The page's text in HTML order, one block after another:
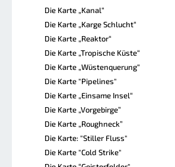
Die Karte „Kanal“
Die Karte „Karge Schlucht“
Die Karte „Reaktor“
Die Karte „Tropische Küste“
Die Karte „Wüstenquerung“
Die Karte "Pipelines"
Die Karte „Einsame Insel“
Die Karte „Vorgebirge”
Die Karte „Roughneck”
Die Karte: "Stiller Fluss"
Die Karte "Cold Strike"